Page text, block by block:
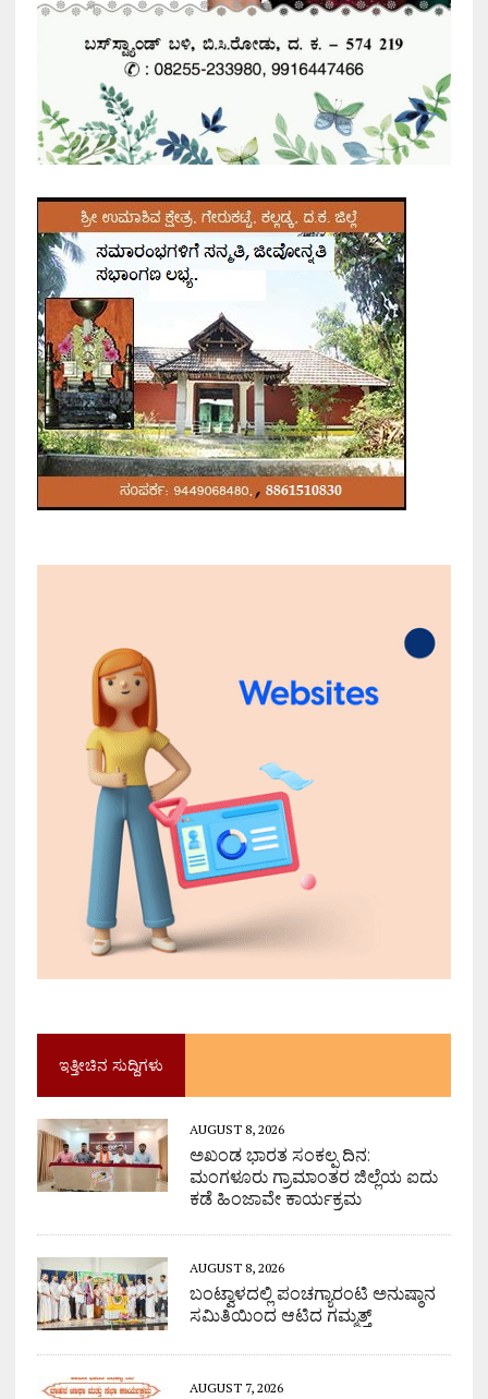
ಇತ್ತೀಚಿನ ಸುದ್ದಿಗಳು
AUGUST 8, 2026
ಅಖಂಡ ಭಾರತ ಸಂಕಲ್ಪ ದಿನ:
ಮಂಗಳೂರು ಗ್ರಾಮಾಂತರ ಜಿಲ್ಲೆಯ ಐದು
ಕಡೆ ಹಿಂಜಾವೇ ಕಾರ್ಯಕ್ರಮ
AUGUST 8, 2026
ಬಂಟ್ವಾಳದಲ್ಲಿ ಪಂಚಗ್ಯಾರಂಟಿ ಅನುಷ್ಠಾನ
ಸಮಿತಿಯಿಂದ ಆಟಿದ ಗಮ್ಮತ್ತ್
AUGUST 7, 2026